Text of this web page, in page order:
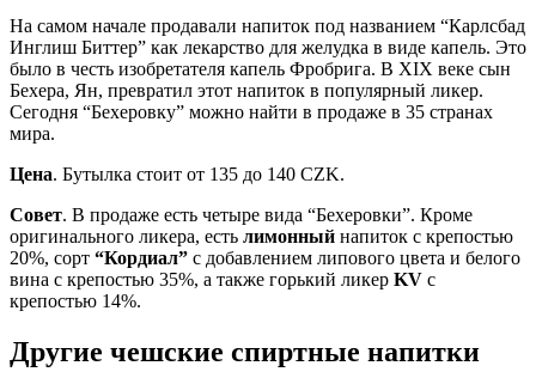
На самом начале продавали напиток под названием “Карлсбад
Инглиш Биттер” как лекарство для желудка в виде капель. Это
было в честь изобретателя капель Фробрига. В XIX веке сын
Бехера, Ян, превратил этот напиток в популярный ликер.
Сегодня “Бехеровку” можно найти в продаже в 35 странах
мира.
Цена. Бутылка стоит от 135 до 140 CZK.
Совет. В продаже есть четыре вида “Бехеровки”. Кроме
оригинального ликера, есть лимонный напиток с крепостью
20%, сорт “Кордиал” с добавлением липового цвета и белого
вина с крепостью 35%, а также горький ликер KV с
крепостью 14%.
Другие чешские спиртные напитки